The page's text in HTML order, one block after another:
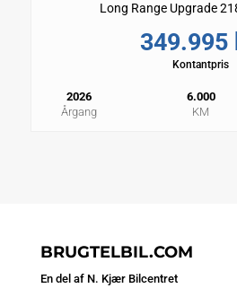
Long Range Upgrade
349.995
Kontantpris
2026
Årgang
6.000
KM
BRUGTELBIL.COM
En del af N. Kjær Bilcentret